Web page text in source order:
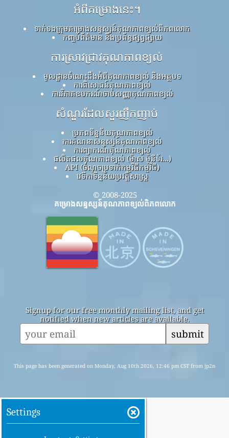
អំពីគម្រោងនេះ។
ទាក់ទងក្រុមគម្រោងសន្ទស្សន៍គុណភាពខ្យល់ពិភពលោក
កញ្ចប់ព័ត៌មាន និងប្រព័ន្ធផ្សព្វផ្សាយ
ការស្រាវជ្រាវគុណភាពខ្យល់
មូលដ្ឋានចំណេះដឹងអំពីគុណភាពខ្យល់ និងអត្ថបទ
ការពិសោធន៍គុណភាពខ្យល់
ការវិភាគឧបករណ៍ចាប់សញ្ញាគុណភាពខ្យល់
សំណួរដែលសួរញឹកញាប់
ប្រភពទិន្នន័យគុណភាពខ្យល់
ការគណនាសន្ទស្សន៍គុណភាពខ្យល់
ការព្យាករណ៍គុណភាពខ្យល់
ផលិតផលគុណភាពខ្យល់ (ម៉ាស ម៉ូនីទ័រ...)
API (ចំណុចប្រទាក់កម្មវិធីកម្មវិធី)
វេទិកាទិន្នន័យប្រវត្តិសាស្ត្រ
© 2008-2025
គម្រោងសន្ទស្សន៍គុណភាពខ្យល់ពិភពលោក
Signup for our free monthly mailing list, and get
notified when new articles are available.
submit
This page has been generated on Monday, Aug 10th 2026, 12:46 pm CST from jp2n
Settings